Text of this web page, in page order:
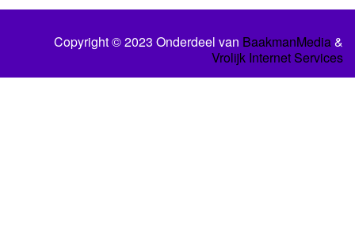
Copyright © 2023 Onderdeel van BaakmanMedia&
Vrolijk Internet Services